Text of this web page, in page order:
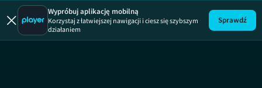
Wypróbuj aplikację mobilną
Korzystaj z łatwiejszej nawigacji i ciesz się szybszym
działaniem
Sprawdź